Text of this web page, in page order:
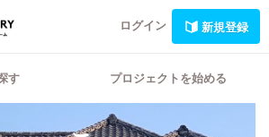
ログイン 新規登録
す プロジェクトを始める